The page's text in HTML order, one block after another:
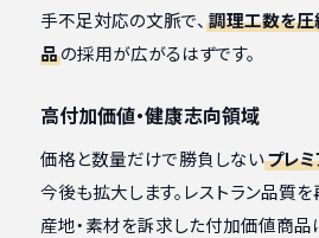
手不足対応の文脈で、 調理工数を
品の採用が広がるはずです。
高付加価値・健康志向領域
価格と数量だけで勝負しないプレ
今後も拡大します。レストラン品質を
産地・素材を訴求した付加価値商品